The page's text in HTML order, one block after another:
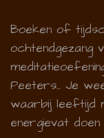
Boeken of
ochtendgezang
Peeters... Je
waarbij leeftijd
energievat